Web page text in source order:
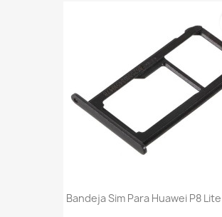
Bandeja Sim Para Huawei P8